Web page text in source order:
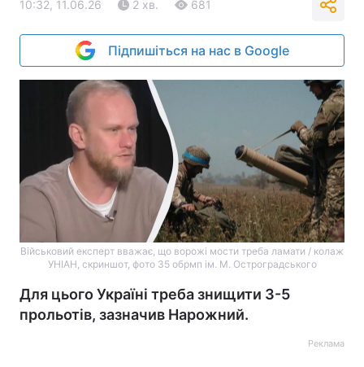
10:32, 11.06.26 2 хв. 681
Підпишіться на нас в Google
Військовий експерт вважає, що ворожі мости треба ламати / колаж
УНІАН, скриншот, фото 35 обрмп ім. М. Остроградського
Для цього Україні треба знищити 3-5
прольотів, зазначив Нарожний.
Реклама